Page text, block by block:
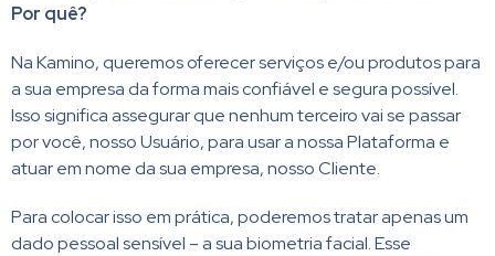
Por quê?
Na Kamino, queremos oferecer serviços e/ou produtos para
a sua empresa da forma mais confiável e segura possível.
Isso significa assegurar que nenhum terceiro vai se passar
por você, nosso Usuário, para usar a nossa Plataforma e
atuar em nome da sua empresa, nosso Cliente.
Para colocar isso em prática, poderemos tratar apenas um
dado pessoal sensível – a sua biometria facial. Esse